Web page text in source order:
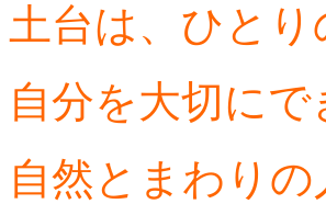
土台は、ひと
自分を大切にで
自然とまわり